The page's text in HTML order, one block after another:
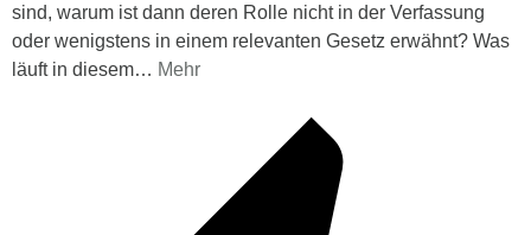
sind, warum ist dann deren Rolle nicht in der Verfassung
oder wenigstens in einem relevanten Gesetz erwähnt? Was
läuft in diesem… Mehr